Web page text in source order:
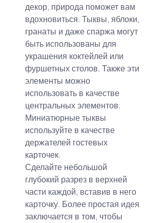
декор, природа поможет вам
вдохновиться. Тыквы, яблоки,
гранаты и даже спаржа могут
быть использованы для
украшения коктейлей или
фуршетных столов. Также эти
элементы можно
использовать в качестве
центральных элементов.
Миниатюрные тыквы
используйте в качестве
держателей гостевых
карточек.
Сделайте небольшой
глубокий разрез в верхней
части каждой, вставив в него
карточку. Более простая идея
заключается в том, чтобы